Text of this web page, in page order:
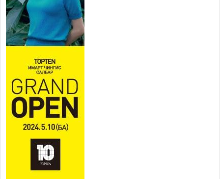
ирдэг цэг болгоно
2026 оны 7 сар 21 / 16 цаг 47 минут
Тусгай замын автобус /BRT/ төслийн удирдах
хорооны ээлжит хуралдаан боллоо
Ерөнхий сайд Н.Учрал БНХАУ-аас Монгол Улсад
суугаа Элчин сайд Шэнь Миньжюанийг хүлээн
авч уулзав
2026 оны 7 сар 21 / 16 цаг 39 минут
БҮГД НАЙРАМДАХ ТАЖИКИСТАН УЛСТАЙ
ЭДИЙН ЗАСГИЙН ХАМТЫН АЖИЛЛАГААГ
ӨРГӨЖҮҮЛНЭ
2026 оны 7 сар 21 / 16 цаг 34 минут
26,992 суралцагч хотхоны бага сургуульд, 8100
суралцагч төрөлжсөн ахлах сургуульд
суралцана